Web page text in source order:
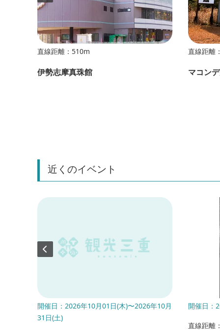
直線距離：510m
伊勢志摩真珠館
直線距離
マコン
近くのイベント
開催日：2026年10月01日(木)〜2026年10月
31日(土)
開催日：
直線距離